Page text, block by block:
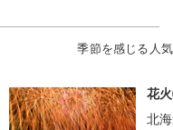
季節を感じる人
花
北